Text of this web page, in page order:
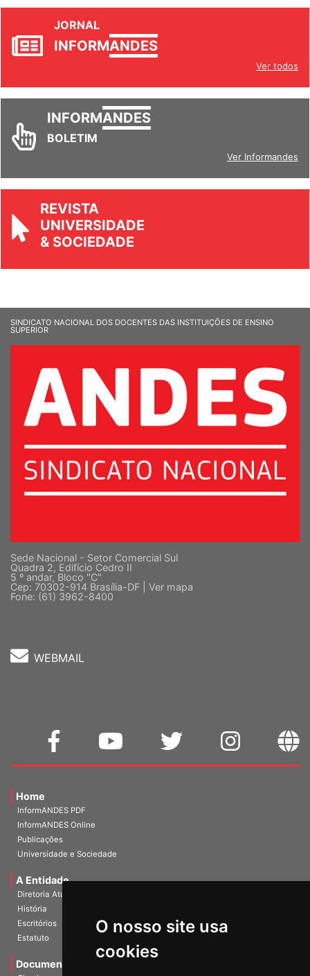
O nosso site usa
cookies
JORNAL
INFORMANDES
Ver todos
INFORMANDES
BOLETIM
Ver Informandes
REVISTA
UNIVERSIDADE
& SOCIEDADE
SINDICATO NACIONAL DOS DOCENTES DAS INSTITUIÇÕES DE ENSINO
SUPERIOR
Sede Nacional - Setor Comercial Sul
Quadra 2, Edifício Cedro II
5 º andar, Bloco "C"
Cep: 70302-914 Brasília-DF | Ver mapa
Fone: (61) 3962-8400
WEBMAIL
Home
InformANDES PDF
InformANDES Online
Publicações
Universidade e Sociedade
A Entidade
Diretoria Atual
História
Escritórios
Estatuto
Documentos